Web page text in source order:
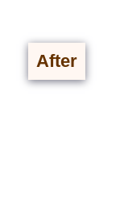
After